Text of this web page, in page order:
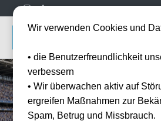
Wir verwenden Cookies und
• die Benutzerfreundlichkeit
verbessern
• Wir überwachen aktiv auf
ergreifen Maßnahmen zur
Spam, Betrug und Missbrauch.